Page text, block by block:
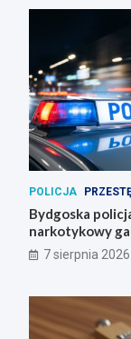
POLICJA
Bydgoska
narkotykowy
7 sierpnia 2026